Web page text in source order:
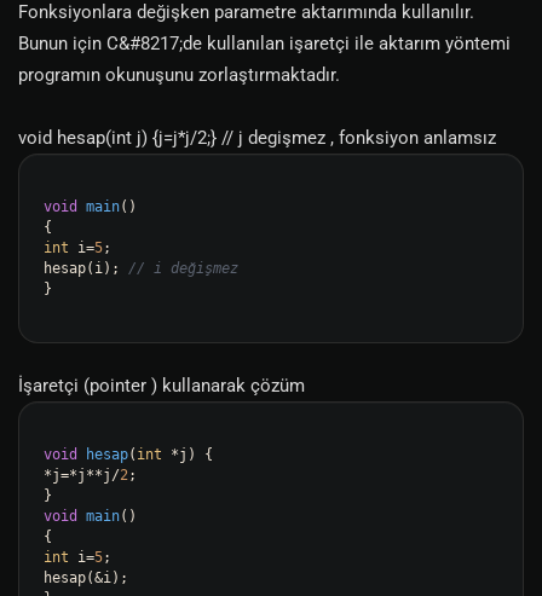
Fonksiyonlara değişken parametre aktarımında kullanılır.
Bunun için C&#8217;de kullanılan işaretçi ile aktarım yöntemi
programın okunuşunu zorlaştırmaktadır.
void hesap(int j) {j=j*j/2;} // j degişmez , fonksiyon anlamsız
void main()
int i=5;
hesap(i); // i değişmez
}
İşaretçi (pointer ) kullanarak çözüm
void hesap( int *j )
{
*j=*j**j/2;
void
main()
int i=5;
hesap(&i);